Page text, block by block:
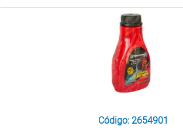
Código: 2654901